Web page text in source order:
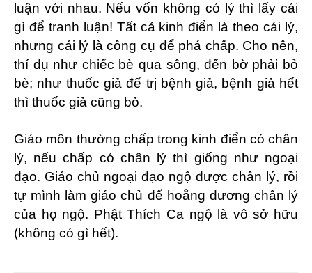
luận với nhau. Nếu vốn không có lý thì lấy cái
gì để tranh luận! Tất cả kinh điển là theo cái lý,
nhưng cái lý là công cụ để phá chấp. Cho nên,
thí dụ như chiếc bè qua sông, đến bờ phải bỏ
bè; như thuốc giả để trị bệnh giả, bệnh giả hết
thì thuốc giả cũng bỏ.
Giáo môn thường chấp trong kinh điển có chân
lý, nếu chấp có chân lý thì giống như ngoại
đạo. Giáo chủ ngoại đạo ngộ được chân lý, rồi
tự mình làm giáo chủ để hoằng dương chân lý
của họ ngộ. Phật Thích Ca ngộ là vô sở hữu
(không có gì hết).